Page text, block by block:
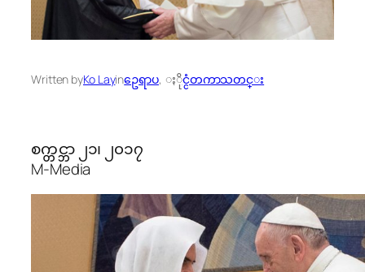
Written byKo Layinဥေရာပ, ႏိုင္ငံတကာသတင္း
စက္တင္ဘာ ၂၁၊ ၂၀၁၇
M-Media